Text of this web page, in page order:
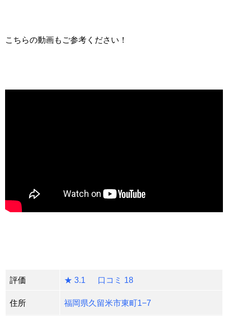
こちらの動画もご参考ください！
評価 ★ 3.1 口コミ 18
住所 福岡県久留米市東町1−7